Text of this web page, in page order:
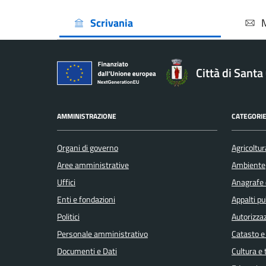
Scrivania
Città di
AMMINISTRAZIONE
Organi di governo
Aree amministrative
Uffici
Enti e fondazioni
Politici
Personale amministrativo
Documenti e Dati
Ambiente
Appalti
Catasto
Cultura e